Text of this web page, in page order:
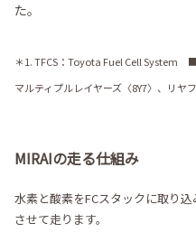
た。
＊1. TFCS：Toyota Fuel Cell System
マルティプルレイヤーズ〈8Y7〉、リヤ
MIRAIの走る仕組み
水素と酸素をFCスタックに取り
させて走ります。